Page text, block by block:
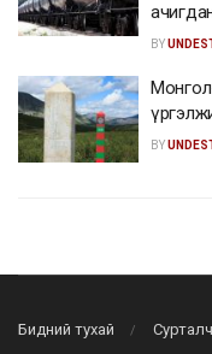
BY
BY
Бидний тухай